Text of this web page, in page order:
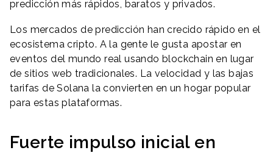
predicción más rápidos, baratos y privados.
Los mercados de predicción han crecido rápido en el
ecosistema cripto. A la gente le gusta apostar en
eventos del mundo real usando blockchain en lugar
de sitios web tradicionales. La velocidad y las bajas
tarifas de Solana la convierten en un hogar popular
para estas plataformas.
Fuerte impulso inicial en